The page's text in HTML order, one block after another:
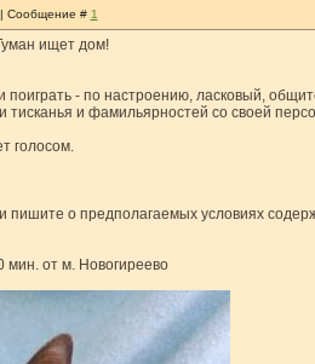
| Сообщение # 1
ищет дом!
поиграть - по настроению, ласковый,
тисканья и фамильярностей со своей
голосом.
пишите о предполагаемых условиях
мин. от м. Новогиреево